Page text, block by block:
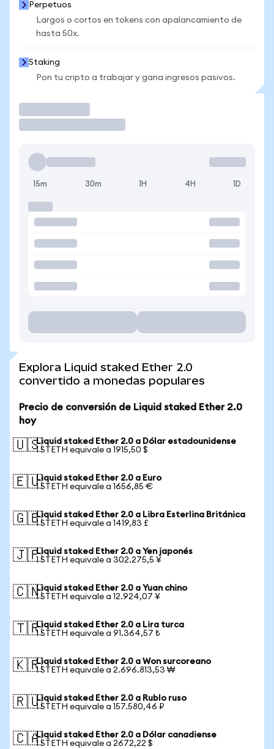
Perpetuos
Largos o cortos en tokens con apalancamiento de
hasta 50x.
Staking
Pon tu cripto a trabajar y gana ingresos pasivos.
15m 30m 1H 4H 1D
Explora Liquid staked Ether 2.0
convertido a monedas populares
Precio de conversión de Liquid staked Ether 2.0
hoy
🇺🇸Liquid staked Ether 2.0 a Dólar estadounidense
1 STETH equivale a 1915,50 $
🇪🇺Liquid staked Ether 2.0 a Euro
1 STETH equivale a 1656,85 €
🇬🇧Liquid staked Ether 2.0 a Libra Esterlina Británica
1 STETH equivale a 1419,83 £
🇯🇵Liquid staked Ether 2.0 a Yen japonés
1 STETH equivale a 302.275,5 ¥
🇨🇳Liquid staked Ether 2.0 a Yuan chino
1 STETH equivale a 12.924,07 ¥
🇹🇷Liquid staked Ether 2.0 a Lira turca
1 STETH equivale a 91.364,57 ₺
🇰🇷Liquid staked Ether 2.0 a Won surcoreano
1 STETH equivale a 2.696.813,53 ₩
🇷🇺Liquid staked Ether 2.0 a Rublo ruso
1 STETH equivale a 157.580,46 ₽
🇨🇦Liquid staked Ether 2.0 a Dólar canadiense
1 STETH equivale a 2672,22 $